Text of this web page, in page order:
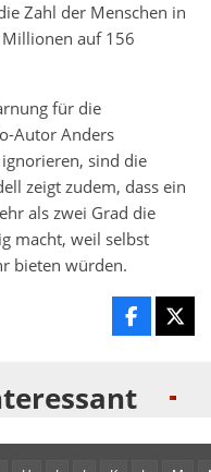
Zahl der Menschen in
auf 156
für die
Autor Anders
sind die
zeigt zudem, dass ein
als zwei Grad die
macht, weil selbst
bieten würden.